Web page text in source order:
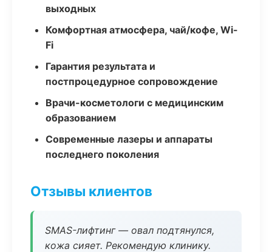
выходных
Комфортная атмосфера, чай/кофе, Wi-
Fi
Гарантия результата и
постпроцедурное сопровождение
Врачи-косметологи с медицинским
образованием
Современные лазеры и аппараты
последнего поколения
Отзывы клиентов
SMAS-лифтинг — овал подтянулся,
кожа сияет. Рекомендую клинику.